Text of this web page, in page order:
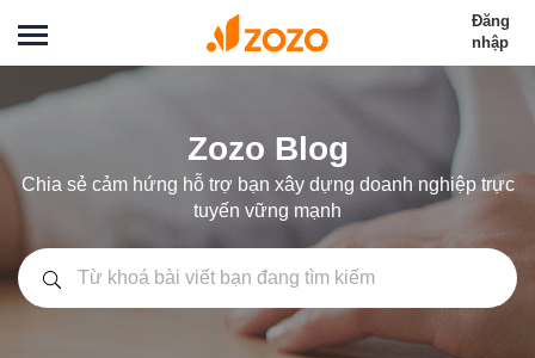
Đăng
nhập
Zozo Blog
Chia sẻ cảm hứng hỗ trợ bạn xây dựng doanh nghiệp trực
tuyến vững mạnh